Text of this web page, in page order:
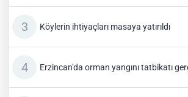
Köylerin ihtiyaçları masaya yatırıldı
Erzincan'da orman yangını tatbikatı